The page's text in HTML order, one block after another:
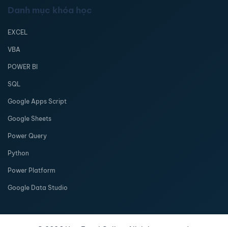
Danh mục khóa học
EXCEL
VBA
POWER BI
SQL
Google Apps Script
Google Sheets
Power Query
Python
Power Platform
Google Data Studio